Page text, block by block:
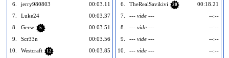
6.
jerry980803
00:03.11
7.
Luke24
00:03.37
8.
Gerse 5
00:03.51
9.
Scr33n
00:03.56
10.
Westcraft 12
00:03.85
6.
TheRealSavikivi 20
00:18.21
7.
--- vide ---
--:--
8.
--- vide ---
--:--
9.
--- vide ---
--:--
10.
--- vide ---
--:--